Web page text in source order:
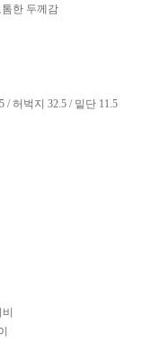
한 두께감
/ 허벅지 32.5 / 밑단 11.5